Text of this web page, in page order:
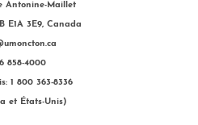
Antonine-Maillet
E1A 3E9, Canada
858-4000
1 800 363-8336
et États-Unis)